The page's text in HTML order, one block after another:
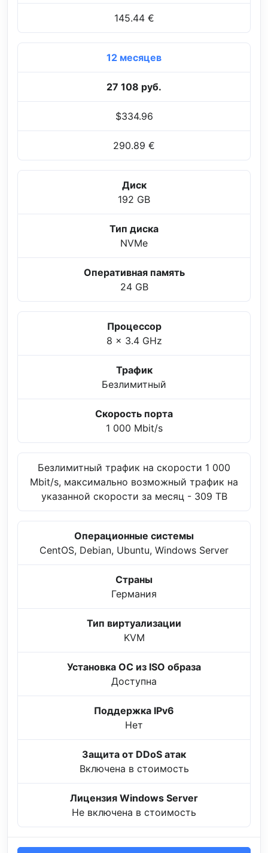
145.44 €
12 месяцев
27 108 руб.
$334.96
290.89 €
Диск
192 GB
Тип диска
NVMe
Оперативная память
24 GB
Процессор
8 x 3.4 GHz
Трафик
Безлимитный
Скорость порта
1 000 Mbit/s
Безлимитный трафик на скорости 1 000
Mbit/s, максимально возможный трафик на
указанной скорости за месяц - 309 TB
Операционные системы
CentOS, Debian, Ubuntu, Windows Server
Страны
Германия
Тип виртуализации
KVM
Установка ОС из ISO образа
Доступна
Поддержка IPv6
Нет
Защита от DDoS атак
Включена в стоимость
Лицензия Windows Server
Не включена в стоимость